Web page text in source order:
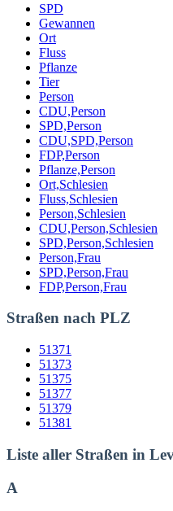
SPD
Gewannen
Ort
Fluss
Pflanze
Tier
Person
CDU,Person
SPD,Person
CDU,SPD,Person
FDP,Person
Pflanze,Person
Ort,Schlesien
Fluss,Schlesien
Person,Schlesien
CDU,Person,Schlesien
SPD,Person,Schlesien
Person,Frau
SPD,Person,Frau
FDP,Person,Frau
Straßen nach PLZ
51371
51373
51375
51377
51379
51381
Liste aller Straßen in
A